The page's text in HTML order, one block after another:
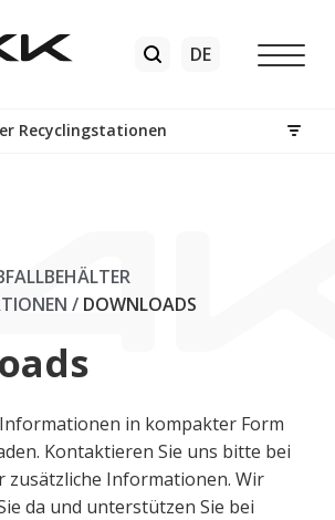
Recyclingstationen
/ DOWNLOADS
in kompakter Form
Kontaktieren Sie uns bitte bei
zusätzliche Informationen. Wir
da und unterstützen Sie bei